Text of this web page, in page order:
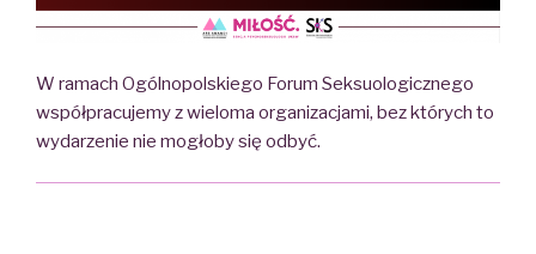
W ramach Ogólnopolskiego Forum Seksuologicznego
współpracujemy z wieloma organizacjami, bez których to
wydarzenie nie mogłoby się odbyć.